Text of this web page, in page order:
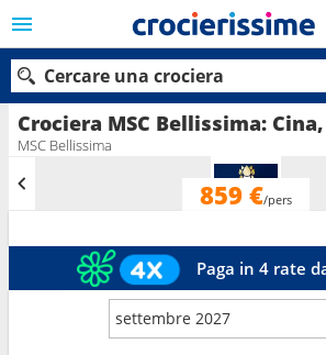
MSC Bellissima
859 €/pers
Paga in 4 rate
settembre 2027
Cercare una crociera
Le nostre destinazioni
Mesi di partenza
Porti